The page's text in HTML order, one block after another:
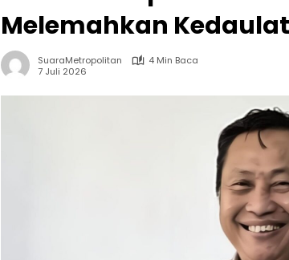
Melemahkan
SuaraMetropolitan
4 Min Baca
7 Juli 2026